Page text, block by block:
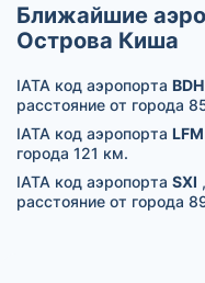
Ближайшие
Острова Киша
IATA код аэропорта BDH
расстояние от города
IATA код аэропорта LFM
города 121 км.
IATA код аэропорта SXI
расстояние от города